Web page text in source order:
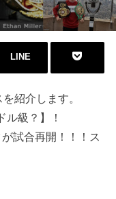
LINE
紹介します。
級？】！
試合再開！！！ス